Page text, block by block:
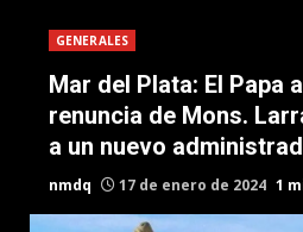
GENERALES
Mar del Plata: El Papa
renuncia de Mons.
a un nuevo
nmdq 17 de enero de 2024 1